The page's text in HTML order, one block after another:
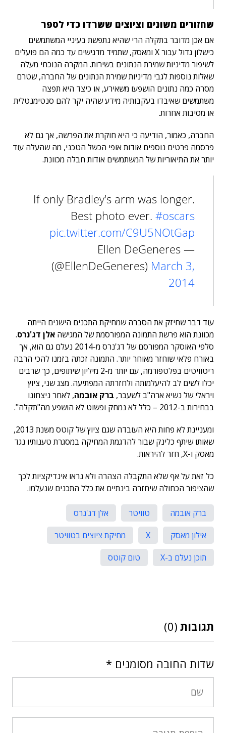
שחזורים משונים וציוצים ששרדו כדי לספר
אם אכן מדובר בתקלה הרי שהיא נתפשת בעיניי המשתמשים
כישלון גדול עבור X ומאסק, שתמיד מדגישים עד כמה הם פועלים
לשיפור מדיניות שמירת הנתונים בשירות. המקרה הנוכחי מעלה
שאלות נוספות לגבי מדיניות שמירת הנתונים של החברה, שטרם
מסרה כמה נתונים הושפעו משאירע, או כיצד היא תפצה
משתמשים שאיבדו בעקבותיה מידע שהיה יקר להם סנטימנטלית
או מסיבות אחרות.
החברה, כאמור, הודיעה כי היא חוקרת את הפרשה, אך גם לא
פרסמה פרטים נוספים אודות אופי הכשל הטכני, מה שהעלה עוד
יותר את התיאוריות של המשתמשים אודות חבלה מכוונת.
If only Bradley's arm was longer.
Best photo ever. #oscars
pic.twitter.com/C9U5NOtGap
— Ellen DeGeneres
(@EllenDeGeneres) March 3,
2014
עוד דבר שחיזק את הסברה שמחיקת התכנים הישנים הייתה
מכוונת הוא פרשת התמונה המפורסמת של המגישה אלן דג'נרס.
סלפי האוסקר המפורסם של דג'נרס מ-2014 נעלם גם הוא, אך
באורח פלאי שוחזר מאוחר יותר. התמונה זכתה בזמנו להכי הרבה
ריטוויטים בפלטפורמה, עם יותר מ-2 מיליון שיתופים, כך שרבים
יכלו לשים לב להיעלמותה ולחזרתה המפתיעה. מצג שני, ציוץ
ויראלי של נשיא ארה"ב לשעבר, ברק אובמה, לאחר ניצחונו
בבחירות ב-2012 – כלל לא נמחק ופשוט לא הושפע מה"תקלה".
ומעניינת לא פחות היא העובדה שגם ציוץ של קוטס משנת 2013,
שאותו שיתף כלינק שבור להדגמת המחיקה במסגרת טענותיו נגד
מאסק ו-X, חזר להיראות.
כל זאת על אף שלא התקבלה הצהרה ולא נראו אינדיקציות לכך
שהציפור הכחולה שיחזרה בינתיים את כלל התכנים שנעלמו.
ברק אובמה טוויטר
אלן דג'נרס
אילון מאסק
X
מחיקת ציוצים בטוויטר
תוכן נעלם ב-X
טום קוטס
תגובות (0)
שדות החובה מסומנים *